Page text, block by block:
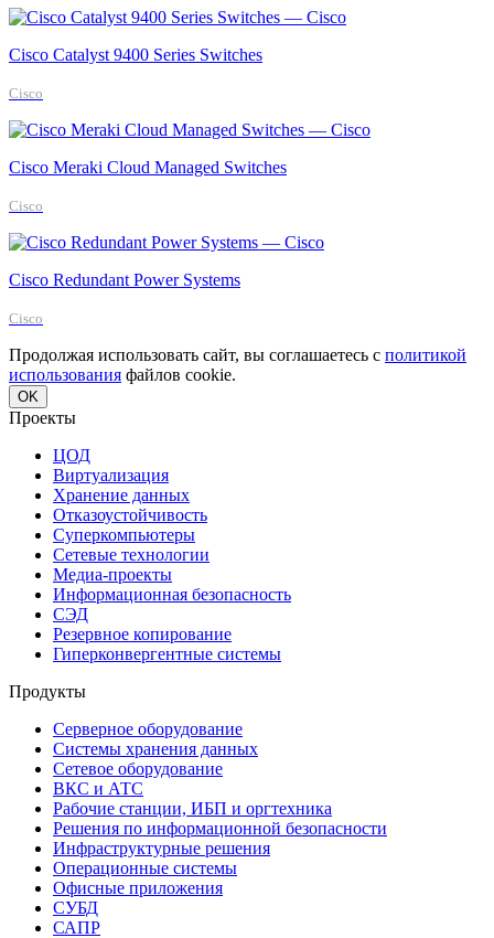
Cisco Catalyst 9400 Series Switches
Cisco
Cisco Meraki Cloud Managed Switches
Cisco
Cisco Redundant Power Systems
Cisco
Продолжая использовать сайт, вы соглашаетесь с политикой
использования файлов cookie.
OK
Проекты
ЦОД
Виртуализация
Хранение данных
Отказоустойчивость
Суперкомпьютеры
Сетевые технологии
Медиа-проекты
Информационная безопасность
СЭД
Резервное копирование
Гиперконвергентные системы
Продукты
Серверное оборудование
Системы хранения данных
Сетевое оборудование
ВКС и АТС
Рабочие станции, ИБП и оргтехника
Решения по информационной безопасности
Инфраструктурные решения
Операционные системы
Офисные приложения
СУБД
САПР